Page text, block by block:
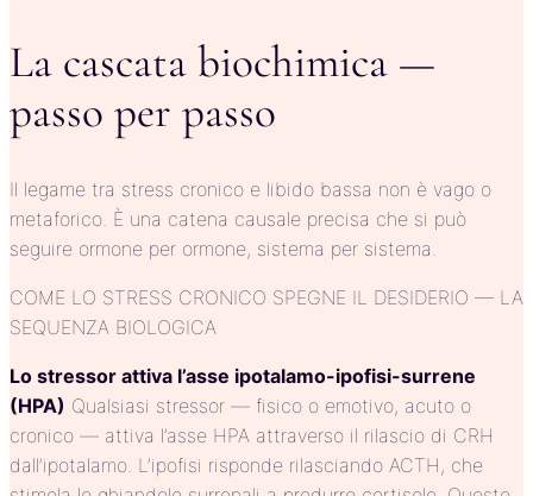
La cascata biochimica —
passo per passo
Il legame tra stress cronico e libido bassa non è vago o
metaforico. È una catena causale precisa che si può
seguire ormone per ormone, sistema per sistema.
COME LO STRESS CRONICO SPEGNE IL DESIDERIO — LA
SEQUENZA BIOLOGICA
Lo stressor attiva l’asse ipotalamo-ipofisi-surrene
(HPA) Qualsiasi stressor — fisico o emotivo, acuto o
cronico — attiva l’asse HPA attraverso il rilascio di CRH
dall’ipotalamo. L’ipofisi risponde rilasciando ACTH, che